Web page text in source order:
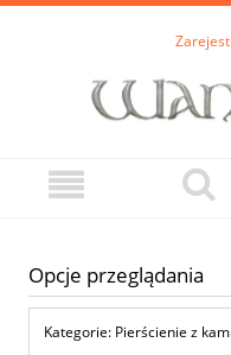
Opcje przeglądania
Kategorie: Pierścienie z